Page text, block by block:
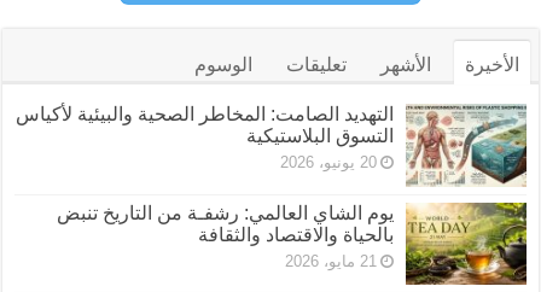
الأخيرة الأشهر تعليقات الوسوم
التهديد الصامت: المخاطر الصحية والبيئية لأكياس
التسوق البلاستيكية
20 يونيو، 2026
يوم الشاي العالمي: رشفـة من التاريخ تنبض
بالحياة والاقتصاد والثقافة
21 مايو، 2026